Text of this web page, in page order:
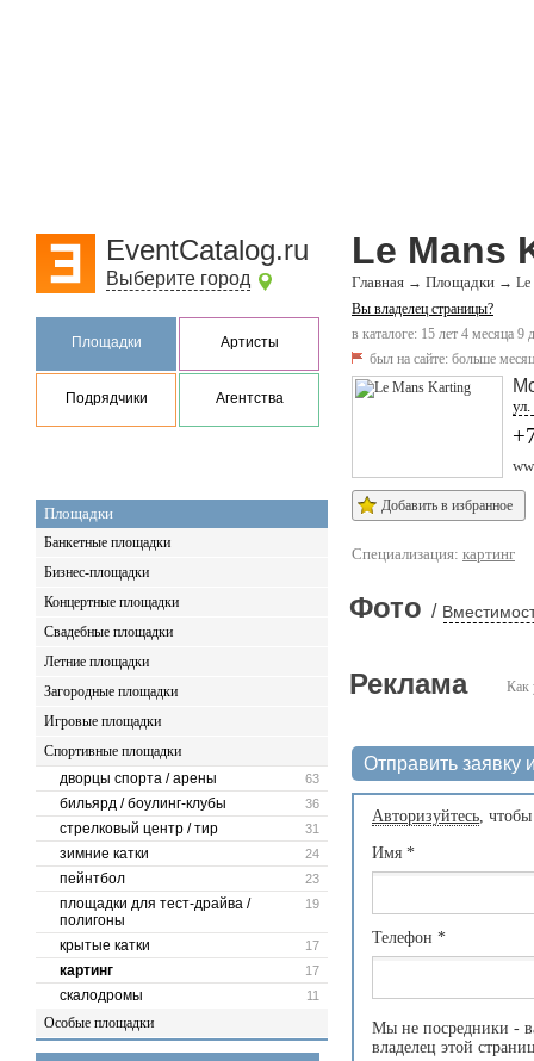
EventCatalog.ru
Выберите город
Площадки Артисты
Подрядчики Агентства
Площадки
Банкетные площадки
Бизнес-площадки
Концертные площадки
Свадебные площадки
Летние площадки
Загородные площадки
Игровые площадки
Спортивные площадки
63
дворцы спорта / арены
36
бильярд / боулинг-клубы
31
стрелковый центр / тир
24
зимние катки
23
пейнтбол
19
площадки для тест-драйва /
полигоны
17
крытые катки
17
картинг
11
скалодромы
Особые площадки
Le Mans
Главная → Площадки → Le
Вы владелец страницы?
в каталоге: 15 лет 4 месяца 9
был на сайте: больше
Добавить в избранное
Специализация: картинг
Фото /
Как
Реклама
Отправить заявку
Авторизуйтесь,
Имя *
Телефон *
Мы не посредники -
владелец этой